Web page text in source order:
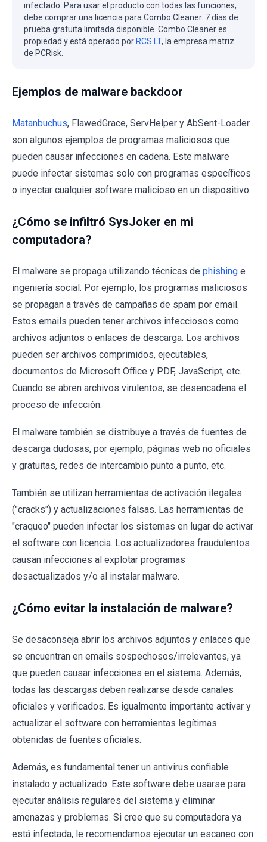
infectado. Para usar el producto con todas las funciones,
debe comprar una licencia para Combo Cleaner. 7 días de
prueba gratuita limitada disponible. Combo Cleaner es
propiedad y está operado porRCS LT, la empresa matriz
de PCRisk.
Ejemplos de malware backdoor
Matanbuchus, FlawedGrace, ServHelper y AbSent-Loader
son algunos ejemplos de programas maliciosos que
pueden causar infecciones en cadena. Este malware
puede infectar sistemas solo con programas específicos
o inyectar cualquier software malicioso en un dispositivo.
¿Cómo se infiltró SysJoker en mi
computadora?
El malware se propaga utilizando técnicas de phishing e
ingeniería social. Por ejemplo, los programas maliciosos
se propagan a través de campañas de spam por email.
Estos emails pueden tener archivos infecciosos como
archivos adjuntos o enlaces de descarga. Los archivos
pueden ser archivos comprimidos, ejecutables,
documentos de Microsoft Office y PDF, JavaScript, etc.
Cuando se abren archivos virulentos, se desencadena el
proceso de infección.
El malware también se distribuye a través de fuentes de
descarga dudosas, por ejemplo, páginas web no oficiales
y gratuitas, redes de intercambio punto a punto, etc.
También se utilizan herramientas de activación ilegales
("cracks") y actualizaciones falsas. Las herramientas de
"craqueo" pueden infectar los sistemas en lugar de activar
el software con licencia. Los actualizadores fraudulentos
causan infecciones al explotar programas
desactualizados y/o al instalar malware.
¿Cómo evitar la instalación de malware?
Se desaconseja abrir los archivos adjuntos y enlaces que
se encuentran en emails sospechosos/irrelevantes, ya
que pueden causar infecciones en el sistema. Además,
todas las descargas deben realizarse desde canales
oficiales y verificados. Es igualmente importante activar y
actualizar el software con herramientas legítimas
obtenidas de fuentes oficiales.
Además, es fundamental tener un antivirus confiable
instalado y actualizado. Este software debe usarse para
ejecutar análisis regulares del sistema y eliminar
amenazas y problemas. Si cree que su computadora ya
está infectada, le recomendamos ejecutar un escaneo con